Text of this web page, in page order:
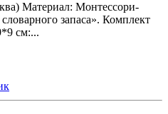
Материал: Монтессори-
запаса». Комплект
см:...